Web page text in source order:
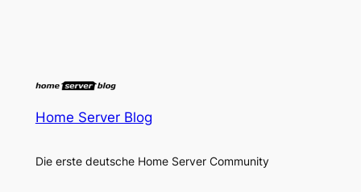
Home Server Blog
Die erste deutsche Home Server Community